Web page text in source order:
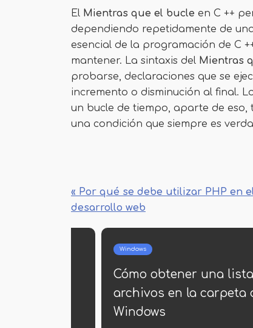
El Mientras que el bucle en C ++
dependiendo repetidamente de
esencial de la programación de C
mantener. La sintaxis del Mientras
probarse, declaraciones que se
incremento o disminución al final.
un bucle de tiempo, aparte de
una condición que siempre es
« Por qué se debe utilizar PHP en
desarrollo web
Mejor antivirus 2015